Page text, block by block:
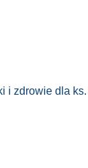
i zdrowie dla